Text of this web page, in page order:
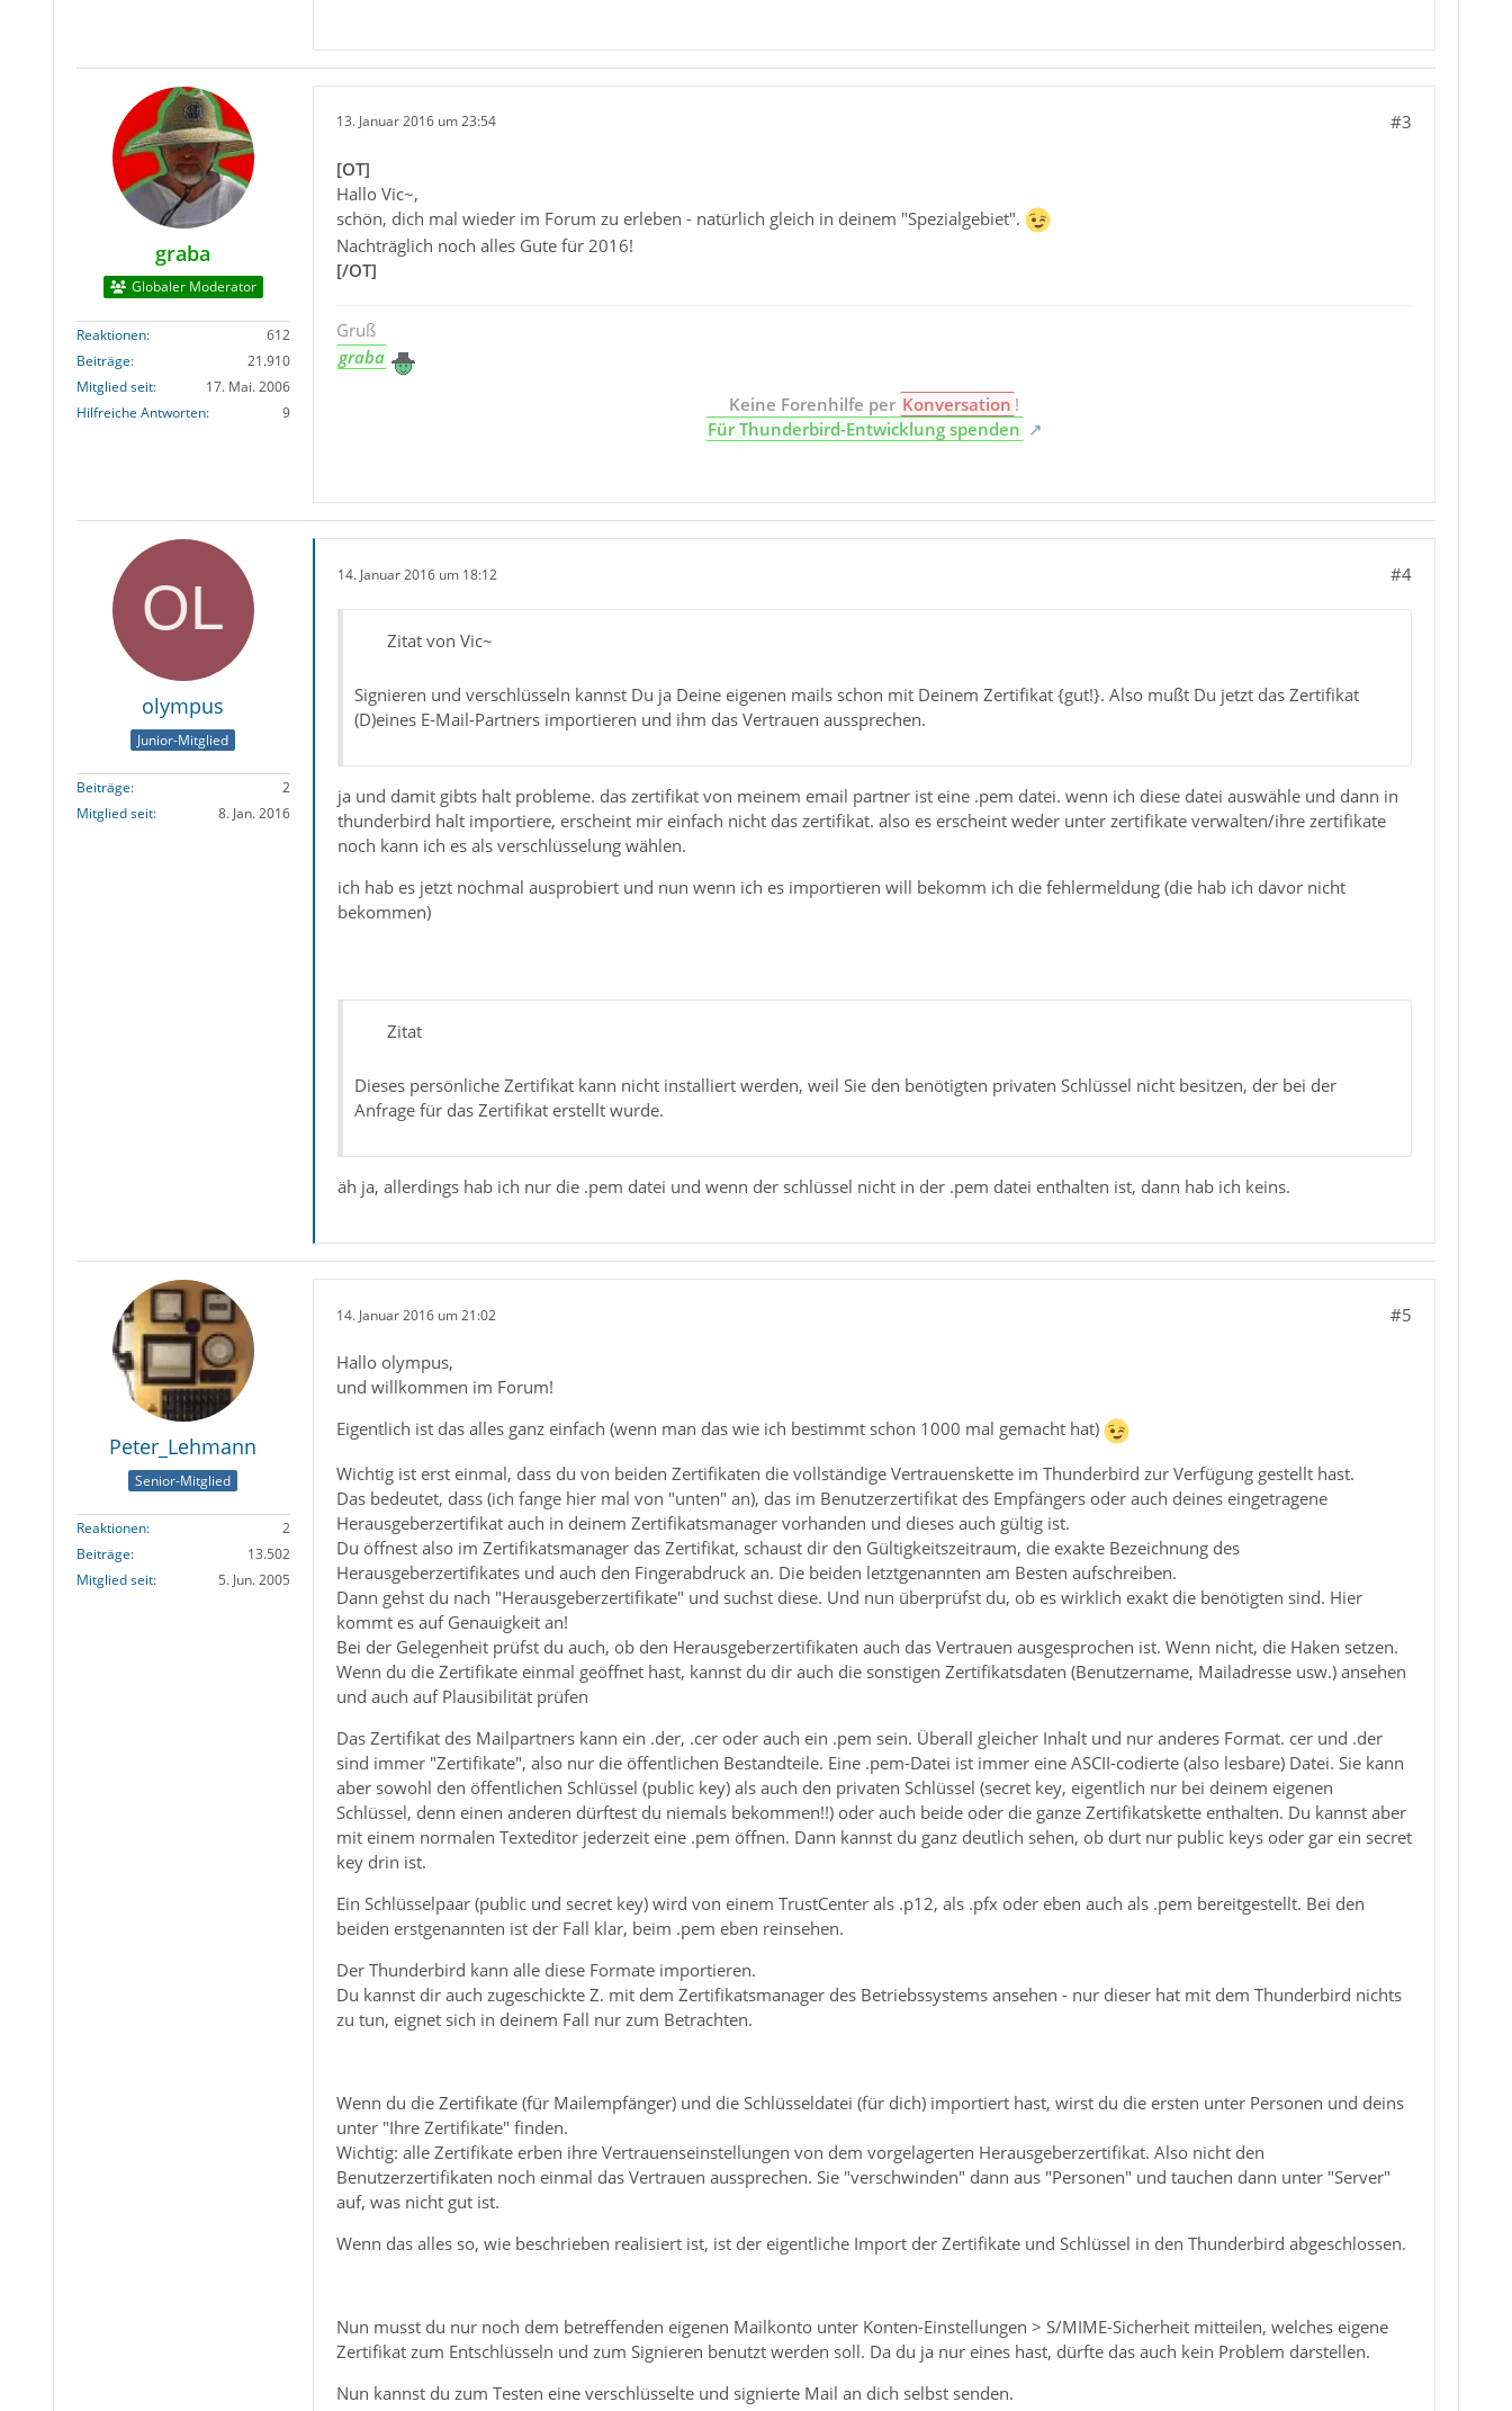
graba
Globaler Moderator
Reaktionen
612
Beiträge
21.910
Mitglied seit
17. Mai. 2006
Hilfreiche Antworten
9
13. Januar 2016 um 23:54 #3
[OT]
Hallo Vic~,
schön, dich mal wieder im Forum zu erleben - natürlich gleich in deinem "Spezialgebiet".
Nachträglich noch alles Gute für 2016!
[/OT]
Gruß
graba
Keine Forenhilfe per Konversation !
Für Thunderbird-Entwicklung spenden
olympus
Junior-Mitglied
Beiträge
2
Mitglied seit
8. Jan. 2016
14. Januar 2016 um 18:12 #4
Zitat von Vic~
Signieren und verschlüsseln kannst Du ja Deine eigenen mails schon mit Deinem Zertifikat {gut!}. Also mußt Du jetzt das Zertifikat
(D)eines E-Mail-Partners importieren und ihm das Vertrauen aussprechen.
ja und damit gibts halt probleme. das zertifikat von meinem email partner ist eine .pem datei. wenn ich diese datei auswähle und dann in
thunderbird halt importiere, erscheint mir einfach nicht das zertifikat. also es erscheint weder unter zertifikate verwalten/ihre zertifikate
noch kann ich es als verschlüsselung wählen.
ich hab es jetzt nochmal ausprobiert und nun wenn ich es importieren will bekomm ich die fehlermeldung (die hab ich davor nicht
bekommen)
Zitat
Dieses persönliche Zertifikat kann nicht installiert werden, weil Sie den benötigten privaten Schlüssel nicht besitzen, der bei der
Anfrage für das Zertifikat erstellt wurde.
äh ja, allerdings hab ich nur die .pem datei und wenn der schlüssel nicht in der .pem datei enthalten ist, dann hab ich keins.
Peter_Lehmann
Senior-Mitglied
Reaktionen
2
Beiträge
13.502
Mitglied seit
5. Jun. 2005
14. Januar 2016 um 21:02 #5
Hallo olympus,
und willkommen im Forum!
Eigentlich ist das alles ganz einfach (wenn man das wie ich bestimmt schon 1000 mal gemacht hat)
Wichtig ist erst einmal, dass du von beiden Zertifikaten die vollständige Vertrauenskette im Thunderbird zur Verfügung gestellt hast.
Das bedeutet, dass (ich fange hier mal von "unten" an), das im Benutzerzertifikat des Empfängers oder auch deines eingetragene
Herausgeberzertifikat auch in deinem Zertifikatsmanager vorhanden und dieses auch gültig ist.
Du öffnest also im Zertifikatsmanager das Zertifikat, schaust dir den Gültigkeitszeitraum, die exakte Bezeichnung des
Herausgeberzertifikates und auch den Fingerabdruck an. Die beiden letztgenannten am Besten aufschreiben.
Dann gehst du nach "Herausgeberzertifikate" und suchst diese. Und nun überprüfst du, ob es wirklich exakt die benötigten sind. Hier
kommt es auf Genauigkeit an!
Bei der Gelegenheit prüfst du auch, ob den Herausgeberzertifikaten auch das Vertrauen ausgesprochen ist. Wenn nicht, die Haken setzen.
Wenn du die Zertifikate einmal geöffnet hast, kannst du dir auch die sonstigen Zertifikatsdaten (Benutzername, Mailadresse usw.) ansehen
und auch auf Plausibilität prüfen
Das Zertifikat des Mailpartners kann ein .der, .cer oder auch ein .pem sein. Überall gleicher Inhalt und nur anderes Format. cer und .der
sind immer "Zertifikate", also nur die öffentlichen Bestandteile. Eine .pem-Datei ist immer eine ASCII-codierte (also lesbare) Datei. Sie kann
aber sowohl den öffentlichen Schlüssel (public key) als auch den privaten Schlüssel (secret key, eigentlich nur bei deinem eigenen
Schlüssel, denn einen anderen dürftest du niemals bekommen!!) oder auch beide oder die ganze Zertifikatskette enthalten. Du kannst aber
mit einem normalen Texteditor jederzeit eine .pem öffnen. Dann kannst du ganz deutlich sehen, ob durt nur public keys oder gar ein secret
key drin ist.
Ein Schlüsselpaar (public und secret key) wird von einem TrustCenter als .p12, als .pfx oder eben auch als .pem bereitgestellt. Bei den
beiden erstgenannten ist der Fall klar, beim .pem eben reinsehen.
Der Thunderbird kann alle diese Formate importieren.
Du kannst dir auch zugeschickte Z. mit dem Zertifikatsmanager des Betriebssystems ansehen - nur dieser hat mit dem Thunderbird nichts
zu tun, eignet sich in deinem Fall nur zum Betrachten.
Wenn du die Zertifikate (für Mailempfänger) und die Schlüsseldatei (für dich) importiert hast, wirst du die ersten unter Personen und deins
unter "Ihre Zertifikate" finden.
Wichtig: alle Zertifikate erben ihre Vertrauenseinstellungen von dem vorgelagerten Herausgeberzertifikat. Also nicht den
Benutzerzertifikaten noch einmal das Vertrauen aussprechen. Sie "verschwinden" dann aus "Personen" und tauchen dann unter "Server"
auf, was nicht gut ist.
Wenn das alles so, wie beschrieben realisiert ist, ist der eigentliche Import der Zertifikate und Schlüssel in den Thunderbird abgeschlossen.
Nun musst du nur noch dem betreffenden eigenen Mailkonto unter Konten-Einstellungen > S/MIME-Sicherheit mitteilen, welches eigene
Zertifikat zum Entschlüsseln und zum Signieren benutzt werden soll. Da du ja nur eines hast, dürfte das auch kein Problem darstellen.
Nun kannst du zum Testen eine verschlüsselte und signierte Mail an dich selbst senden.